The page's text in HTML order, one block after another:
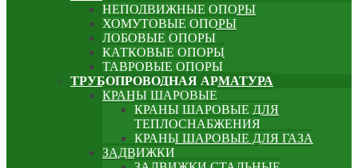
НЕПОДВИЖНЫЕ ОПОРЫ
ХОМУТОВЫЕ ОПОРЫ
ЛОБОВЫЕ ОПОРЫ
КАТКОВЫЕ ОПОРЫ
ТАВРОВЫЕ ОПОРЫ
ТРУБОПРОВОДНАЯ АРМАТУРА
КРАНЫ ШАРОВЫЕ
КРАНЫ ШАРОВЫЕ ДЛЯ
ТЕПЛОСНАБЖЕНИЯ
КРАНЫ ШАРОВЫЕ ДЛЯ ГАЗА
ЗАДВИЖКИ